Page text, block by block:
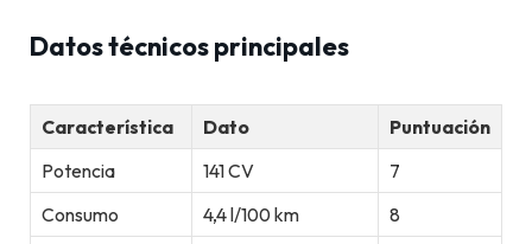
Datos técnicos principales
Característica Dato
Puntuación
Potencia
141 CV
7
Consumo
4,4 l/100 km
8